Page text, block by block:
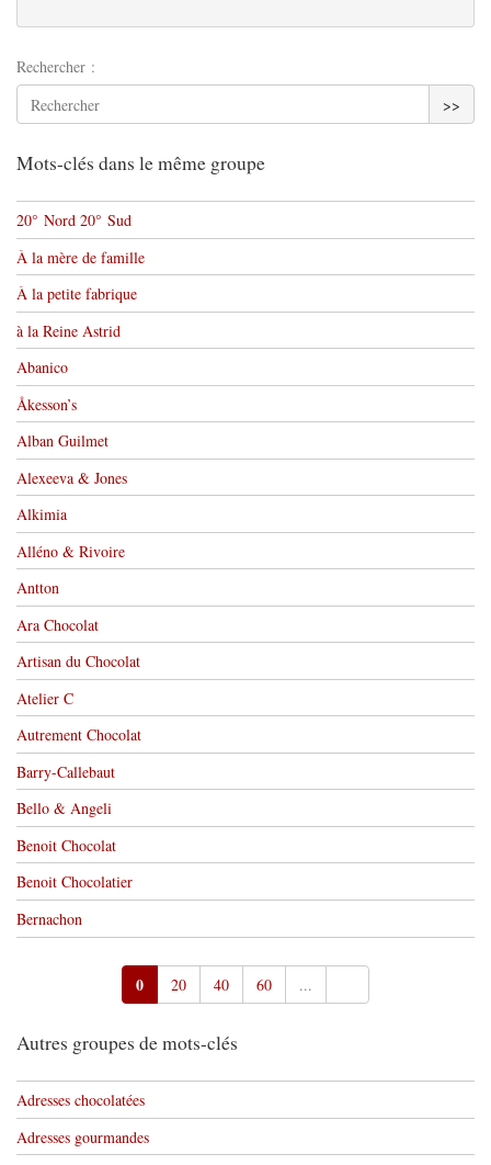
Rechercher :
>>
Mots-clés dans le même groupe
20° Nord 20° Sud
À la mère de famille
À la petite fabrique
à la Reine Astrid
Abanico
Åkesson’s
Alban Guilmet
Alexeeva & Jones
Alkimia
Alléno & Rivoire
Antton
Ara Chocolat
Artisan du Chocolat
Atelier C
Autrement Chocolat
Barry-Callebaut
Bello & Angeli
Benoit Chocolat
Benoit Chocolatier
Bernachon
0 20 40 60 ...
Autres groupes de mots-clés
Adresses chocolatées
Adresses gourmandes